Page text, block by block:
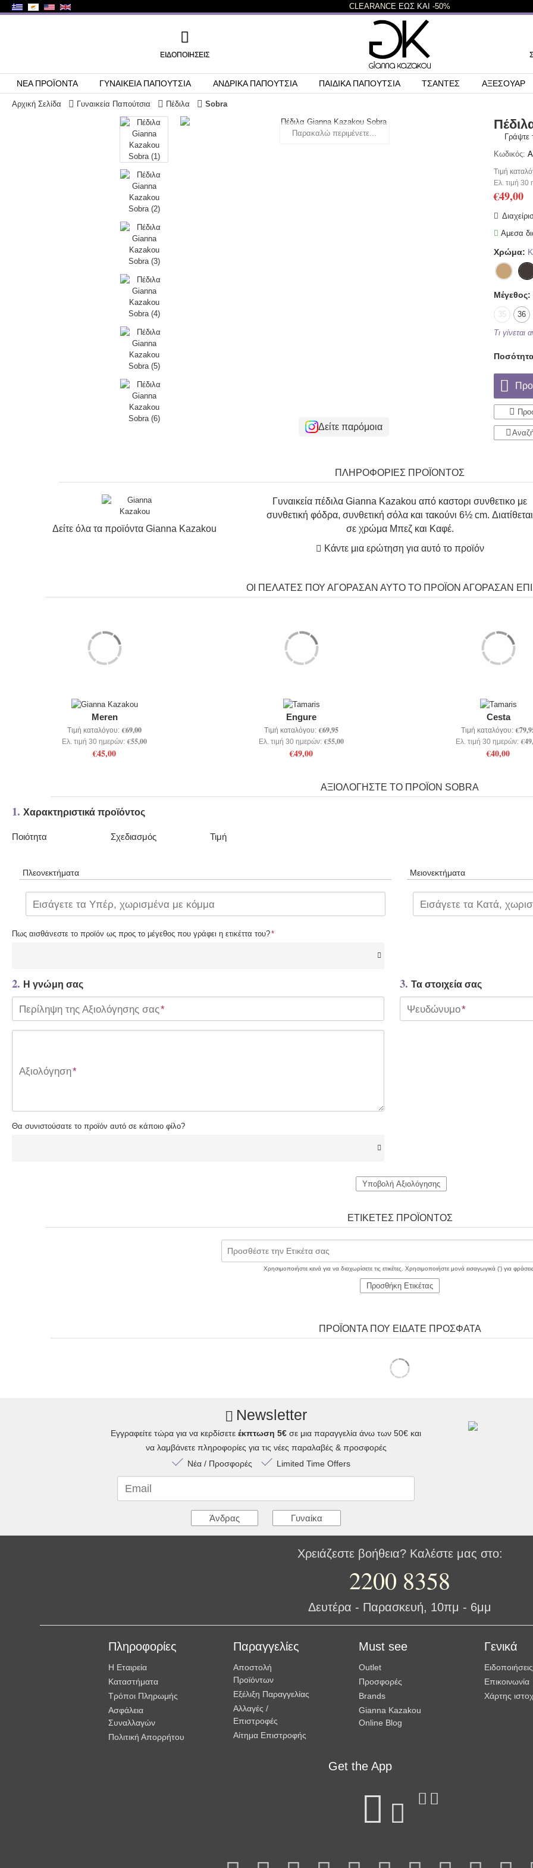
CLEARANCE ΕΩΣ ΚΑΙ -50%
ΕΙΔΟΠΟΙΉΣΕΙΣ
ΝΕΑ ΠΡΟΪΟΝΤΑ ΓΥΝΑΙΚΕΙΑ ΠΑΠΟΥΤΣΙΑ ΑΝΔΡΙΚΑ ΠΑΠΟΥΤΣΙΑ ΠΑΙΔΙΚΑ ΠΑΠΟΥΤΣΙΑ ΤΣΑΝΤΕΣ ΑΞΕΣΟΥΑΡ
Αρχική Σελίδα Γυναικεία Παπούτσια Πέδιλα Sobra
Παρακαλώ περιμένετε...
Δείτε παρόμοια
Γράψτε
Κωδικός:
Τιμή
Ελ. τιμή 30
€49,00
Αμεσα
Χρώμα:
Μέγεθος:
35 36
Τι γίνεται
ΠΛΗΡΟΦΟΡΙΕΣ ΠΡΟΪΟΝΤΟΣ
Δείτε όλα τα προϊόνταGianna Kazakou
Γυναικεία πέδιλα Gianna Kazakou από καστορι συνθετικο με
συνθετική φόδρα, συνθετική σόλα και τακούνι 6½ cm. Διατίθεται
σε χρώμα Μπεζ και Καφέ.
Κάντε μια ερώτηση για αυτό το προϊόν
ΟΙ ΠΕΛΑΤΕΣ ΠΟΥ ΑΓΟΡΑΣΑΝ ΑΥΤΟ ΤΟ ΠΡΟΪΟΝ ΑΓΟΡΑΣΑΝ
Meren
Τιμή καταλόγου: €69,00
Ελ. τιμή 30 ημερών: €55,00
€45,00
Engure
Τιμή καταλόγου: €69,95
Ελ. τιμή 30 ημερών: €55,00
€49,00
Cesta
Τιμή καταλόγου:
Ελ. τιμή 30 ημερών:
€40,00
ΑΞΙΟΛΟΓΗΣΤΕ ΤΟ ΠΡΟΪΟΝ SOBRA
1. Χαρακτηριστικά προϊόντος
Ποιότητα Σχεδιασμός Τιμή
Πλεονεκτήματα
Εισάγετε τα Υπέρ, χωρισμένα με κόμμα
Μειονεκτήματα
Εισάγετε τα Κατά,
Πως αισθάνεστε το προϊόν ως προς το μέγεθος που γράφει η ετικέττα του?*
2. Η γνώμη σας
Περίληψη της Αξιολόγησης σας*
Αξιολόγηση*
Θα συνιστούσατε το προϊόν αυτό σε κάποιο φίλο?
3. Τα στοιχεία σας
Ψευδώνυμο*
Υποβολή Αξιολόγησης
ΕΤΙΚΈΤΕΣ ΠΡΟΪΌΝΤΟΣ
Προσθέστε την Ετικέτα σας
Χρησιμοποιήστε κενά για να διαχωρίσετε τις ετικέτες. Χρησιμοποιήστε μονά εισαγωγικά (') για
Προσθήκη Ετικέτας
ΠΡΟΪΟΝΤΑ ΠΟΥ ΕΙΔΑΤΕ ΠΡΟΣΦΑΤΑ
Newsletter
Εγγραφείτε τώρα για να κερδίσετε έκπτωση 5€ σε μια παραγγελία άνω των 50€ και
να λαμβάνετε πληροφορίες για τις νέες παραλαβές & προσφορές
Νέα / Προσφορές
Limited Time Offers
Email
Άνδρας Γυναίκα
Χρειάζεστε βοήθεια? Καλέστε μας στο:
2200 8358
Δευτέρα - Παρασκευή, 10πμ - 6μμ
Πληροφορίες
Η Εταιρεία
Καταστήματα
Τρόποι Πληρωμής
Ασφάλεια
Συναλλαγών
Πολιτική Απορρήτου
Παραγγελίες
Αποστολή
Προϊόντων
Εξέλιξη Παραγγελίας
Αλλαγές /
Επιστροφές
Αίτημα Επιστροφής
Must see
Outlet
Προσφορές
Brands
Gianna Kazakou
Online Blog
Γενικά
Ειδοποιήσεις
Επικοινωνία
Χάρτης
Get the App